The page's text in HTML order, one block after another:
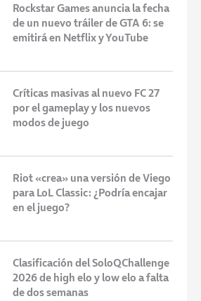
Rockstar Games anuncia la fecha
de un nuevo tráiler de GTA 6: se
emitirá en Netflix y YouTube
Críticas masivas al nuevo FC 27
por el gameplay y los nuevos
modos de juego
Riot «crea» una versión de Viego
para LoL Classic: ¿Podría encajar
en el juego?
Clasificación del SoloQChallenge
2026 de high elo y low elo a falta
de dos semanas